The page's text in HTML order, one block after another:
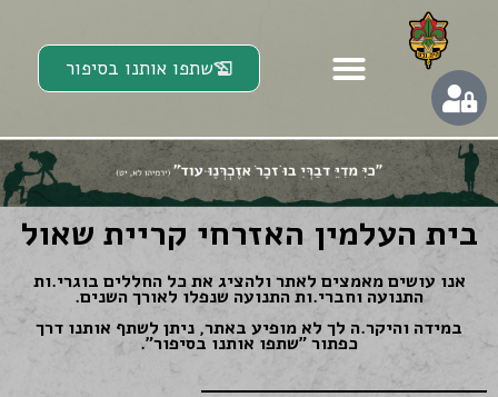
שתפו אותנו בסיפור
בית העלמין האזרחי קריית שאול
אנו עושים מאמצים לאתר ולהציג את כל החללים בוגרי.ות
התנועה וחברי.ות התנועה שנפלו לאורך השנים.
במידה והיקר.ה לך לא מופיע באתר, ניתן לשתף אותנו דרך
כפתור ״שתפו אותנו בסיפור״.